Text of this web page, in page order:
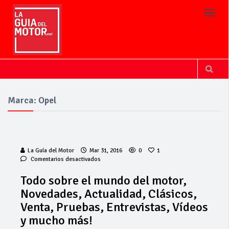
Marca: Opel
La Guía del Motor Mar 31, 2016 0
1
Comentarios desactivados
el
mundo
del
motor,
Todo sobre el mundo del motor,
Novedades, Actualidad, Clásicos,
Venta, Pruebas, Entrevistas, Vídeos
y mucho más!